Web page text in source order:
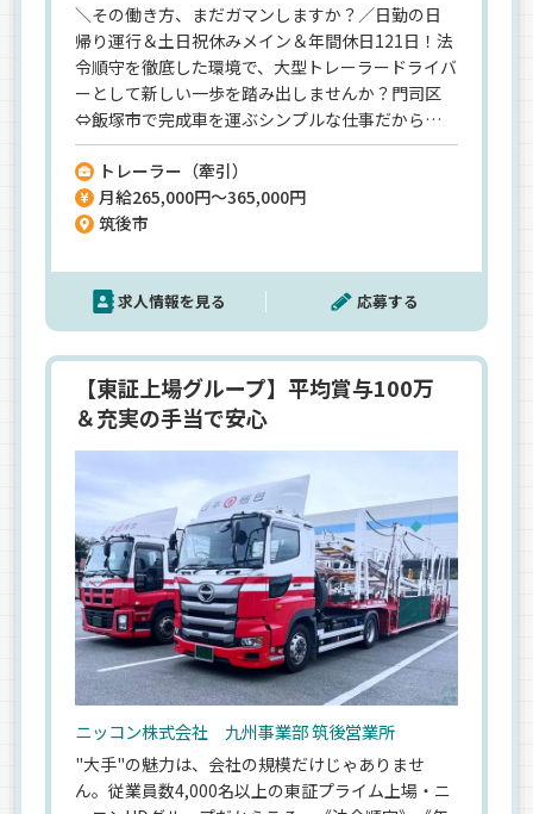
＼その働き方、まだガマンしますか？／日勤の日
帰り運行＆土日祝休みメイン＆年間休日121日！法
令順守を徹底した環境で、大型トレーラードライバ
ーとして新しい一歩を踏み出しませんか？門司区
⇔飯塚市で完成車を運ぶシンプルな仕事だから、
トレーラー未経験でも安心◎賞与年平均100万円
（2025年度実績）、各種手当充実、給与ベースア
ップ実施など待遇面も充実！東証プライム上場・
ニッコンHDグループの安定した基盤のもと、安心
トレーラー（牽引）
月給265,000円～365,000円
筑後市
求人情報を見る 応募する
【東証上場グループ】平均賞与100万
＆充実の手当で安心
ニッコン株式会社 九州事業部 筑後営業所
"大手"の魅力は、会社の規模だけじゃありませ
ん。従業員数4,000名以上の東証プライム上場・ニ